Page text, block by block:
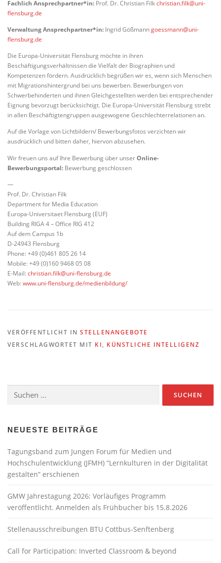
Fachlich Ansprechpartner*in: Prof. Dr. Christian Filkchristian.filk@uni-
flensburg.de
Verwaltung Ansprechpartner*in: Ingrid Gößmanngoessmann@uni-
flensburg.de
Die Europa-Universität Flensburg möchte in ihren
Beschäftigungsverhältnissen die Vielfalt der Biographien und
Kompetenzen fördern. Ausdrücklich begrüßen wir es, wenn sich Menschen
mit Migrationshintergrund bei uns bewerben. Bewerbungen von
Schwerbehinderten und ihnen Gleichgestellten werden bei entsprechender
Eignung bevorzugt berücksichtigt. Die Europa-Universität Flensburg strebt
in allen Beschäftigtengruppen ausgewogene Geschlechterrelationen an.
Auf die Vorlage von Lichtbildern/ Bewerbungsfotos verzichten wir
ausdrücklich und bitten daher, hiervon abzusehen.
Wir freuen uns auf Ihre Bewerbung über unserOnline-
Bewerbungsportal: Bewerbung geschlossen
—
Prof. Dr. Christian Filk
Department for Media Education
Europa-Universitaet Flensburg (EUF)
Building RIGA 4 – Office RIG 412
Auf dem Campus 1b
D-24943 Flensburg
Phone: +49 (0)461 805 26 14
Mobile: +49 (0)160 9468 05 08
E-Mail:christian.filk@uni-flensburg.de
Web:www.uni-flensburg.de/medienbildung/
VERÖFFENTLICHT IN STELLENANGEBOTE
VERSCHLAGWORTET MIT KI, KÜNSTLICHE INTELLIGENZ
nach:
NEUESTE BEITRÄGE
Tagungsband zum Jungen Forum für Medien und
Hochschulentwicklung (JFMH) “Lernkulturen in der Digitalität
gestalten” erschienen
GMW Jahrestagung 2026: Vorläufiges Programm
veröffentlicht. Anmelden als Frühbucher bis 15.8.2026
Stellenausschreibungen BTU Cottbus-Senftenberg
Call for Participation: Inverted Classroom & beyond